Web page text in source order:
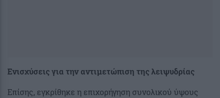
Ενισχύσεις για την αντιμετώπιση της λειψυδρίας
Επίσης, εγκρίθηκε η επιχορήγηση συνολικού ύψους